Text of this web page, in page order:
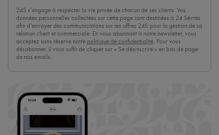
24S s’engage à respecter la vie privée de chacun de ses clients. Vos
données personnelles collectées sur cette page sont destinées à 24 Sèvres
afin d’envoyer des communications sur les offres 24S pour la gestion de sa
relation client et commerciale. En vous abonnant à notre newsletter, vous
acceptez sans réserve notre politique de confidentialité. Pour vous
désabonner, il vous suffit de cliquer sur « Se désinscrire » en bas de page
de nos emails.